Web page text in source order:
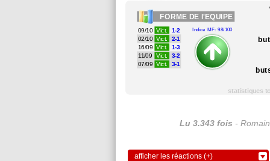
FORME DE l'EQUIPE
Indice MF: 98/100
09/10 Vict.
1-2
02/10
Vict. 2-1
16/09 Vict. 1-3
11/09 Vict.
3-2
07/09
Vict. 3-1
statistiques
Lu 3.343 fois -
afficher les réactions (+)